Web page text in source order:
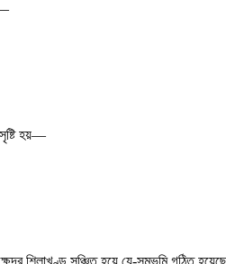
সৃষ্টি হয়—